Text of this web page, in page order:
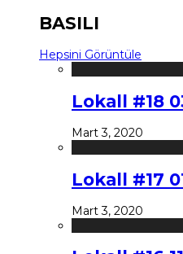
BASILI
Hepsini Görüntüle
Lokall #18
Mart 3, 2020
Lokall #17
Mart 3, 2020